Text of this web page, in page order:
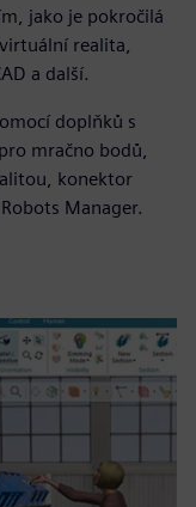
jako je pokročilá
realita,
a další.
doplňků s
mračno bodů,
konektor
Manager.